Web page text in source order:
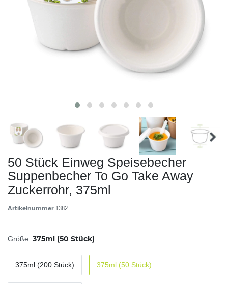
50 Stück Einweg Speisebecher
Suppenbecher To Go Take Away
Zuckerrohr, 375ml
Artikelnummer 1382
Größe: 375ml (50 Stück)
375ml (200 Stück) 375ml (50 Stück)